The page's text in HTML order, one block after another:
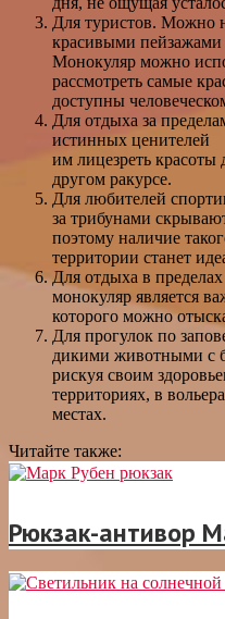
Для туристов. Можно
красивыми пейзажами
Монокуляр можно
рассмотреть самые
доступны
Для отдыха за
истинных
им лицезреть
другом ракурсе.
Для любителей
за трибунами
поэтому наличие
территории станет
Для отдыха в
монокуляр является
которого можно
Для прогулок по
дикими животными с
рискуя своим
территориях, в
местах.
Читайте также:
Рюкзак-антивор